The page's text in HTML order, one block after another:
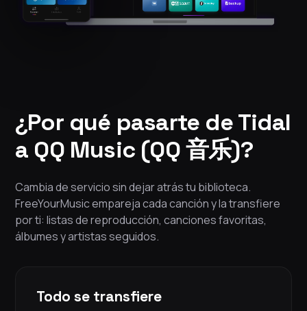
¿Por qué pasarte de Tidal
a QQ Music (QQ 音乐)?
Cambia de servicio sin dejar atrás tu biblioteca.
FreeYourMusic empareja cada canción y la transfiere
por ti: listas de reproducción, canciones favoritas,
álbumes y artistas seguidos.
Todo se transfiere